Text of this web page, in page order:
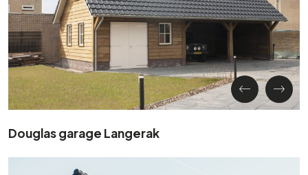
Douglas garage Langerak